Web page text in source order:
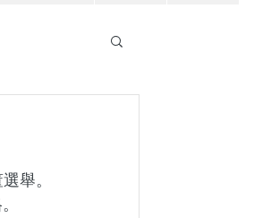
舉。